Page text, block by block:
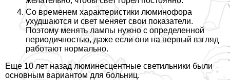
Со временем хаpaктеристики люминофора
ухудшаются и свет меняет свои показатели.
Поэтому менять лампы нужно с определенной
периодичностью, даже если они на первый взгляд
работают нормально.
Еще 10 лет назад люминесцентные светильники были
основным вариантом для больниц.